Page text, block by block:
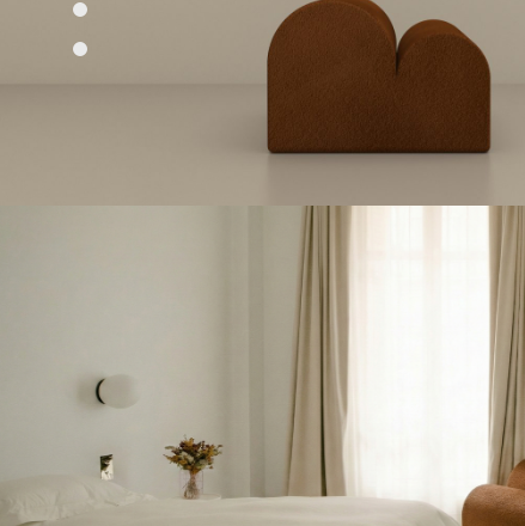
Section 5
Section 6